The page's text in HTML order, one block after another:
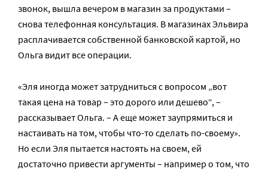
звонок, вышла вечером в магазин за продуктами –
снова телефонная консультация. В магазинах Эльвира
расплачивается собственной банковской картой, но
Ольга видит все операции.
«Эля иногда может затрудниться с вопросом „вот
такая цена на товар – это дорого или дешево“, –
рассказывает Ольга. – А еще может заупрямиться и
настаивать на том, чтобы что-то сделать по-своему».
Но если Эля пытается настоять на своем, ей
достаточно привести аргументы – например о том, что